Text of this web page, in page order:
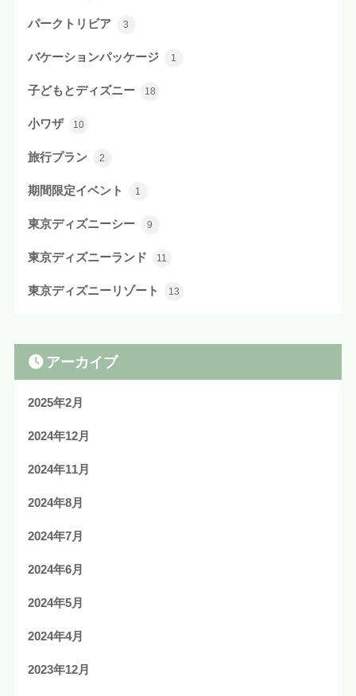
パークトリビア 3
バケーションパッケージ 1
子どもとディズニー 18
小ワザ 10
旅行プラン 2
期間限定イベント 1
東京ディズニーシー 9
東京ディズニーランド 11
東京ディズニーリゾート 13
アーカイブ
2025年2月
2024年12月
2024年11月
2024年8月
2024年7月
2024年6月
2024年5月
2024年4月
2023年12月